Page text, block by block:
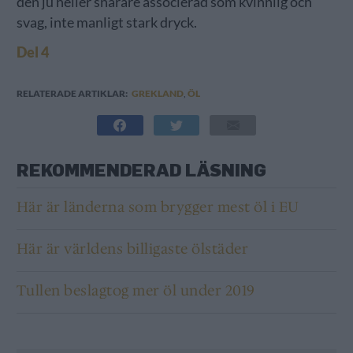
svag, inte manligt stark dryck.
Del 4
RELATERADE ARTIKLAR: GREKLAND, ÖL
REKOMMENDERAD LÄSNING
Här är länderna som brygger mest öl i EU
Här är världens billigaste ölstäder
Tullen beslagtog mer öl under 2019